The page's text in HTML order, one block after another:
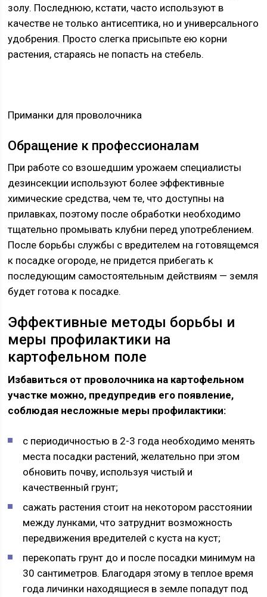
золу. Последнюю, кстати, часто используют в
качестве не только антисептика, но и универсального
удобрения. Просто слегка присыпьте ею корни
растения, стараясь не попасть на стебель.
Приманки для проволочника
Обращение к профессионалам
При работе со взошедшим урожаем специалисты
дезинсекции используют более эффективные
химические средства, чем те, что доступны на
прилавках, поэтому после обработки необходимо
тщательно промывать клубни перед употреблением.
После борьбы службы с вредителем на готовящемся
к посадке огороде, не придется прибегать к
последующим самостоятельным действиям — земля
будет готова к посадке.
Эффективные методы борьбы и
меры профилактики на
картофельном поле
Избавиться от проволочника на картофельном
участке можно, предупредив его появление,
соблюдая несложные меры профилактики:
с периодичностью в 2-3 года необходимо менять
места посадки растений, желательно при этом
обновить почву, используя чистый и
качественный грунт;
сажать растения стоит на некотором расстоянии
между лунками, что затруднит возможность
передвижения вредителей с куста на куст;
перекопать грунт до и после посадки минимум на
30 сантиметров. Благодаря этому в теплое время
года личинки находящиеся в земле попадут под